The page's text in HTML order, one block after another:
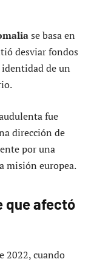
se basa en
desviar fondos
de un
fue
dirección de
por una
misión europea.
que afectó
2022, cuando